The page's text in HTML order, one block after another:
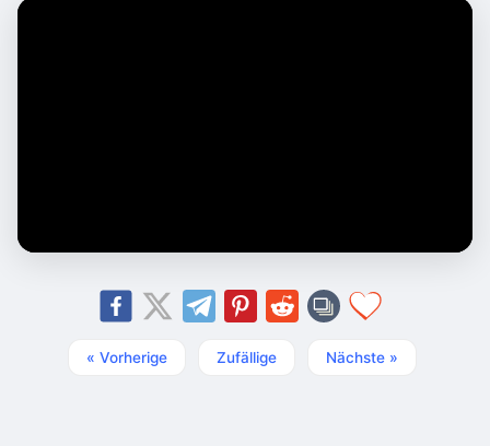
« Vorherige Zufällige Nächste »